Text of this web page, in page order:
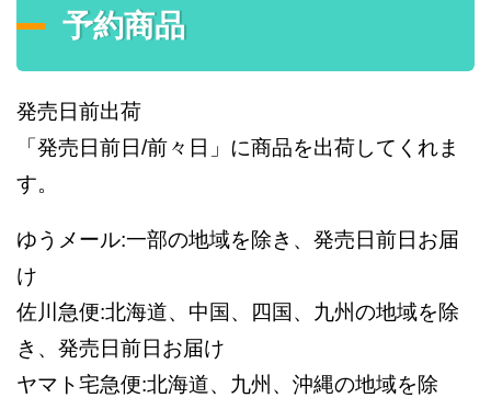
予約商品
発売日前出荷
「発売日前日/前々日」に商品を出荷してくれま
す。
ゆうメール:一部の地域を除き、発売日前日お届
け
佐川急便:北海道、中国、四国、九州の地域を除
き、発売日前日お届け
ヤマト宅急便:北海道、九州、沖縄の地域を除